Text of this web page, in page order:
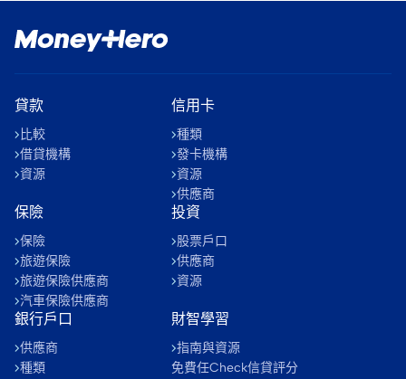
貸款
比較
借貸機構
資源
信用卡
種類
發卡機構
資源
供應商
保險
保險
旅遊保險
旅遊保險供應商
汽車保險供應商
投資
股票戶口
供應商
資源
銀行戶口
供應商
種類
財智學習
指南與資源
免費任Check信貸評分